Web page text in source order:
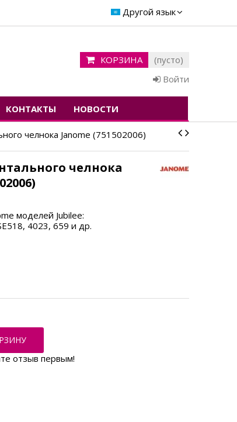
Другой язык
КОРЗИНА
(пусто)
Войти
КОНТАКТЫ НОВОСТИ
челнока Janome (751502006)
челнока
моделей Jubilee:
4023, 659 и др.
отзыв первым!